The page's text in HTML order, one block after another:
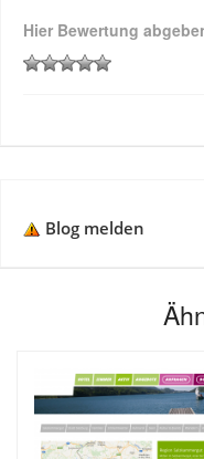
Hier Bewertung
Blog melden